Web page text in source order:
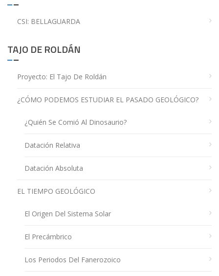
CSI: BELLAGUARDA
TAJO DE ROLDÁN
Proyecto: El Tajo De Roldán
¿CÓMO PODEMOS ESTUDIAR EL PASADO GEOLÓGICO?
¿Quién Se Comió Al Dinosaurio?
Datación Relativa
Datación Absoluta
EL TIEMPO GEOLÓGICO
El Origen Del Sistema Solar
El Precámbrico
Los Periodos Del Fanerozoico